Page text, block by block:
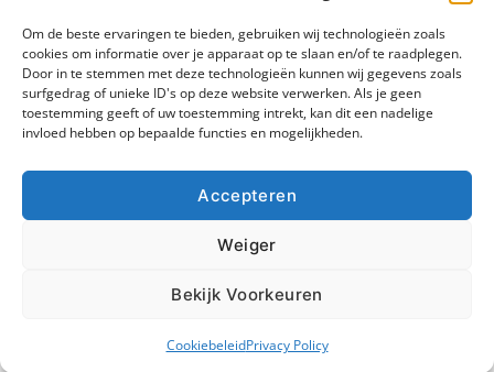
Om de beste ervaringen te bieden, gebruiken wij technologieën zoals
cookies om informatie over je apparaat op te slaan en/of te raadplegen.
Door in te stemmen met deze technologieën kunnen wij gegevens zoals
surfgedrag of unieke ID's op deze website verwerken. Als je geen
toestemming geeft of uw toestemming intrekt, kan dit een nadelige
invloed hebben op bepaalde functies en mogelijkheden.
Accepteren
Weiger
Bekijk Voorkeuren
CookiebeleidPrivacy Policy
© 2024 - Alle rechten voorbehouden. info@checko.be.
Blog Contact
Cookiebeleid (EU)